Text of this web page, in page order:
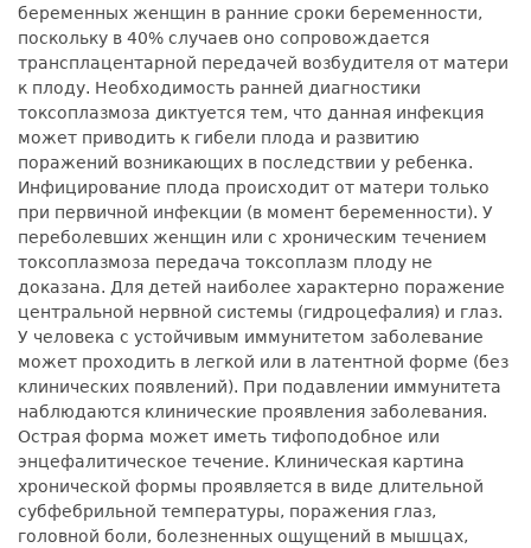
беременных женщин в ранние сроки беременности,
поскольку в 40% случаев оно сопровождается
трансплацентарной передачей возбудителя от матери
к плоду. Необходимость ранней диагностики
токсоплазмоза диктуется тем, что данная инфекция
может приводить к гибели плода и развитию
поражений возникающих в последствии у ребенка.
Инфицирование плода происходит от матери только
при первичной инфекции (в момент беременности). У
переболевших женщин или с хроническим течением
токсоплазмоза передача токсоплазм плоду не
доказана. Для детей наиболее характерно поражение
центральной нервной системы (гидроцефалия) и глаз.
У человека с устойчивым иммунитетом заболевание
может проходить в легкой или в латентной форме (без
клинических появлений). При подавлении иммунитета
наблюдаются клинические проявления заболевания.
Острая форма может иметь тифоподобное или
энцефалитическое течение. Клиническая картина
хронической формы проявляется в виде длительной
субфебрильной температуры, поражения глаз,
головной боли, болезненных ощущений в мышцах,